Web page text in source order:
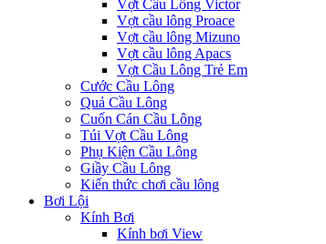
Vợt Cầu Lông Victor
Vợt cầu lông Proace
Vợt cầu lông Mizuno
Vợt cầu lông Apacs
Vợt Cầu Lông Trẻ Em
Cước Cầu Lông
Quả Cầu Lông
Cuốn Cán Cầu Lông
Túi Vợt Cầu Lông
Phụ Kiện Cầu Lông
Giầy Cầu Lông
Kiến thức chơi cầu lông
Bơi Lội
Kính Bơi
Kính bơi View